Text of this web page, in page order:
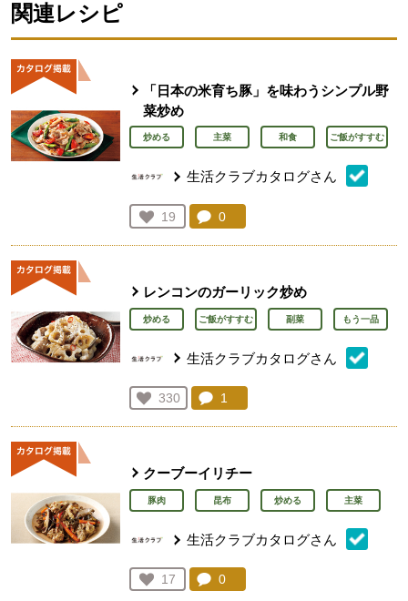
関連レシピ
「日本の米育ち豚」を味わうシンプル野
菜炒め
炒める 主菜 和食 ご飯がすすむ
生活クラブカタログさん
お気に入り登録：
19
人が登録
コメント：
0
レンコンのガーリック炒め
炒める ご飯がすすむ 副菜 もう一品
生活クラブカタログさん
お気に入り登録：
330
人が登録
コメント：
1
クーブーイリチー
豚肉 昆布 炒める 主菜
生活クラブカタログさん
お気に入り登録：
17
人が登録
コメント：
0